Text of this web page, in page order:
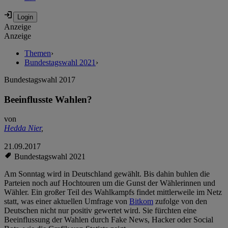
Anzeige
Anzeige
Themen›
Bundestagswahl 2021 ›
Bundestagswahl 2017
Beeinflusste Wahlen?
von
Hedda Nier,
21.09.2017
Bundestagswahl 2021
Am Sonntag wird in Deutschland gewählt. Bis dahin buhlen die
Parteien noch auf Hochtouren um die Gunst der Wählerinnen und
Wähler. Ein großer Teil des Wahlkampfs findet mittlerweile im Netz
statt, was einer aktuellen Umfrage von Bitkom zufolge von den
Deutschen nicht nur positiv gewertet wird. Sie fürchten eine
Beeinflussung der Wahlen durch Fake News, Hacker oder Social